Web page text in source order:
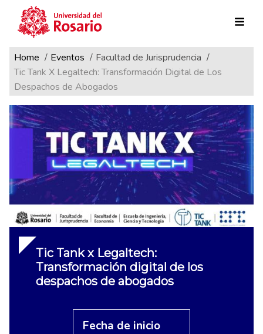
Pasar al contenido principal
Ruta de navegación
Home Eventos
Facultad de Jurisprudencia
Tic Tank X Legaltech: Transformación Digital de Los
Despachos de Abogados
Tic Tank x Legaltech:
Transformación digital de los
despachos de abogados
Fecha de inicio